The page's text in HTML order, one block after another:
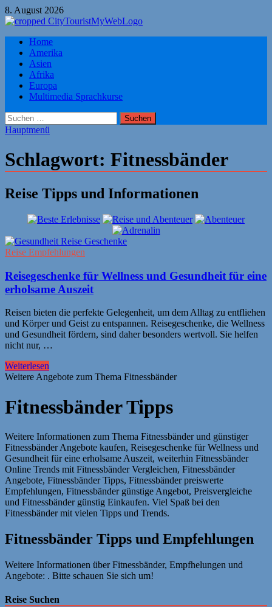
Zum
Inhalt
8. August 2026
Citytourist Reise Tipps
Urlaub, Ferien, Flüge, Freizeit, Reise
Home
Amerika
Asien
Afrika
Europa
Multimedia Sprachkurse
Suchen
nach:
Hauptmenü
Schlagwort: Fitnessbänder
Reise Tipps und Informationen
Reise Empfehlungen
Reisegeschenke für Wellness und Gesundheit für eine
erholsame Auszeit
Reisen bieten die perfekte Gelegenheit, um dem Alltag zu entfliehen
und Körper und Geist zu entspannen. Reisegeschenke, die Wellness
und Gesundheit fördern, sind daher besonders wertvoll. Sie helfen
nicht nur, …
Weiterlesen
Weitere Angebote zum Thema Fitnessbänder
Fitnessbänder Tipps
Weitere Informationen zum Thema Fitnessbänder und günstiger
Fitnessbänder Angebote kaufen, Reisegeschenke für Wellness und
Gesundheit für eine erholsame Auszeit, weiterhin Fitnessbänder
Online Trends mit Fitnessbänder Vergleichen, Fitnessbänder
Angebote, Fitnessbänder Tipps, Fitnessbänder preiswerte
Empfehlungen, Fitnessbänder günstige Angebot, Preisvergleiche
und Fitnessbänder günstig Einkaufen. Viel Spaß bei den
Fitnessbänder mit vielen Tipps und Trends.
Fitnessbänder Tipps und Empfehlungen
Weitere Informationen über Fitnessbänder, Empfhelungen und
Angebote: . Bitte schauen Sie sich um!
Reise Suchen